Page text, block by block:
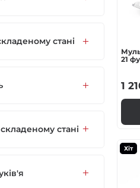
21
1
Хіт
стані
стані